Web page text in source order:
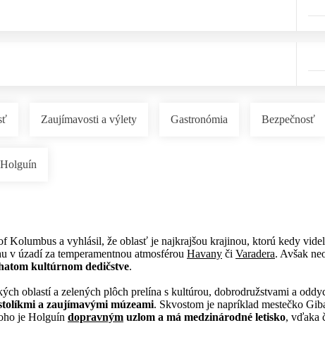
Zaujímavosti a výlety Gastronómia Bezpečnosť
Kolumbus a vyhlásil, že oblasť je najkrajšou krajinou, ktorú kedy
úzadí za temperamentnou atmosférou Havany či Varadera. Avšak
kultúrnom dedičstve.
oblastí a zelených plôch prelína s kultúrou, dobrodružstvami a
a zaujímavými múzeami. Skvostom je napríklad mestečko
je Holguín dopravným uzlom a má medzinárodné letisko, vďaka